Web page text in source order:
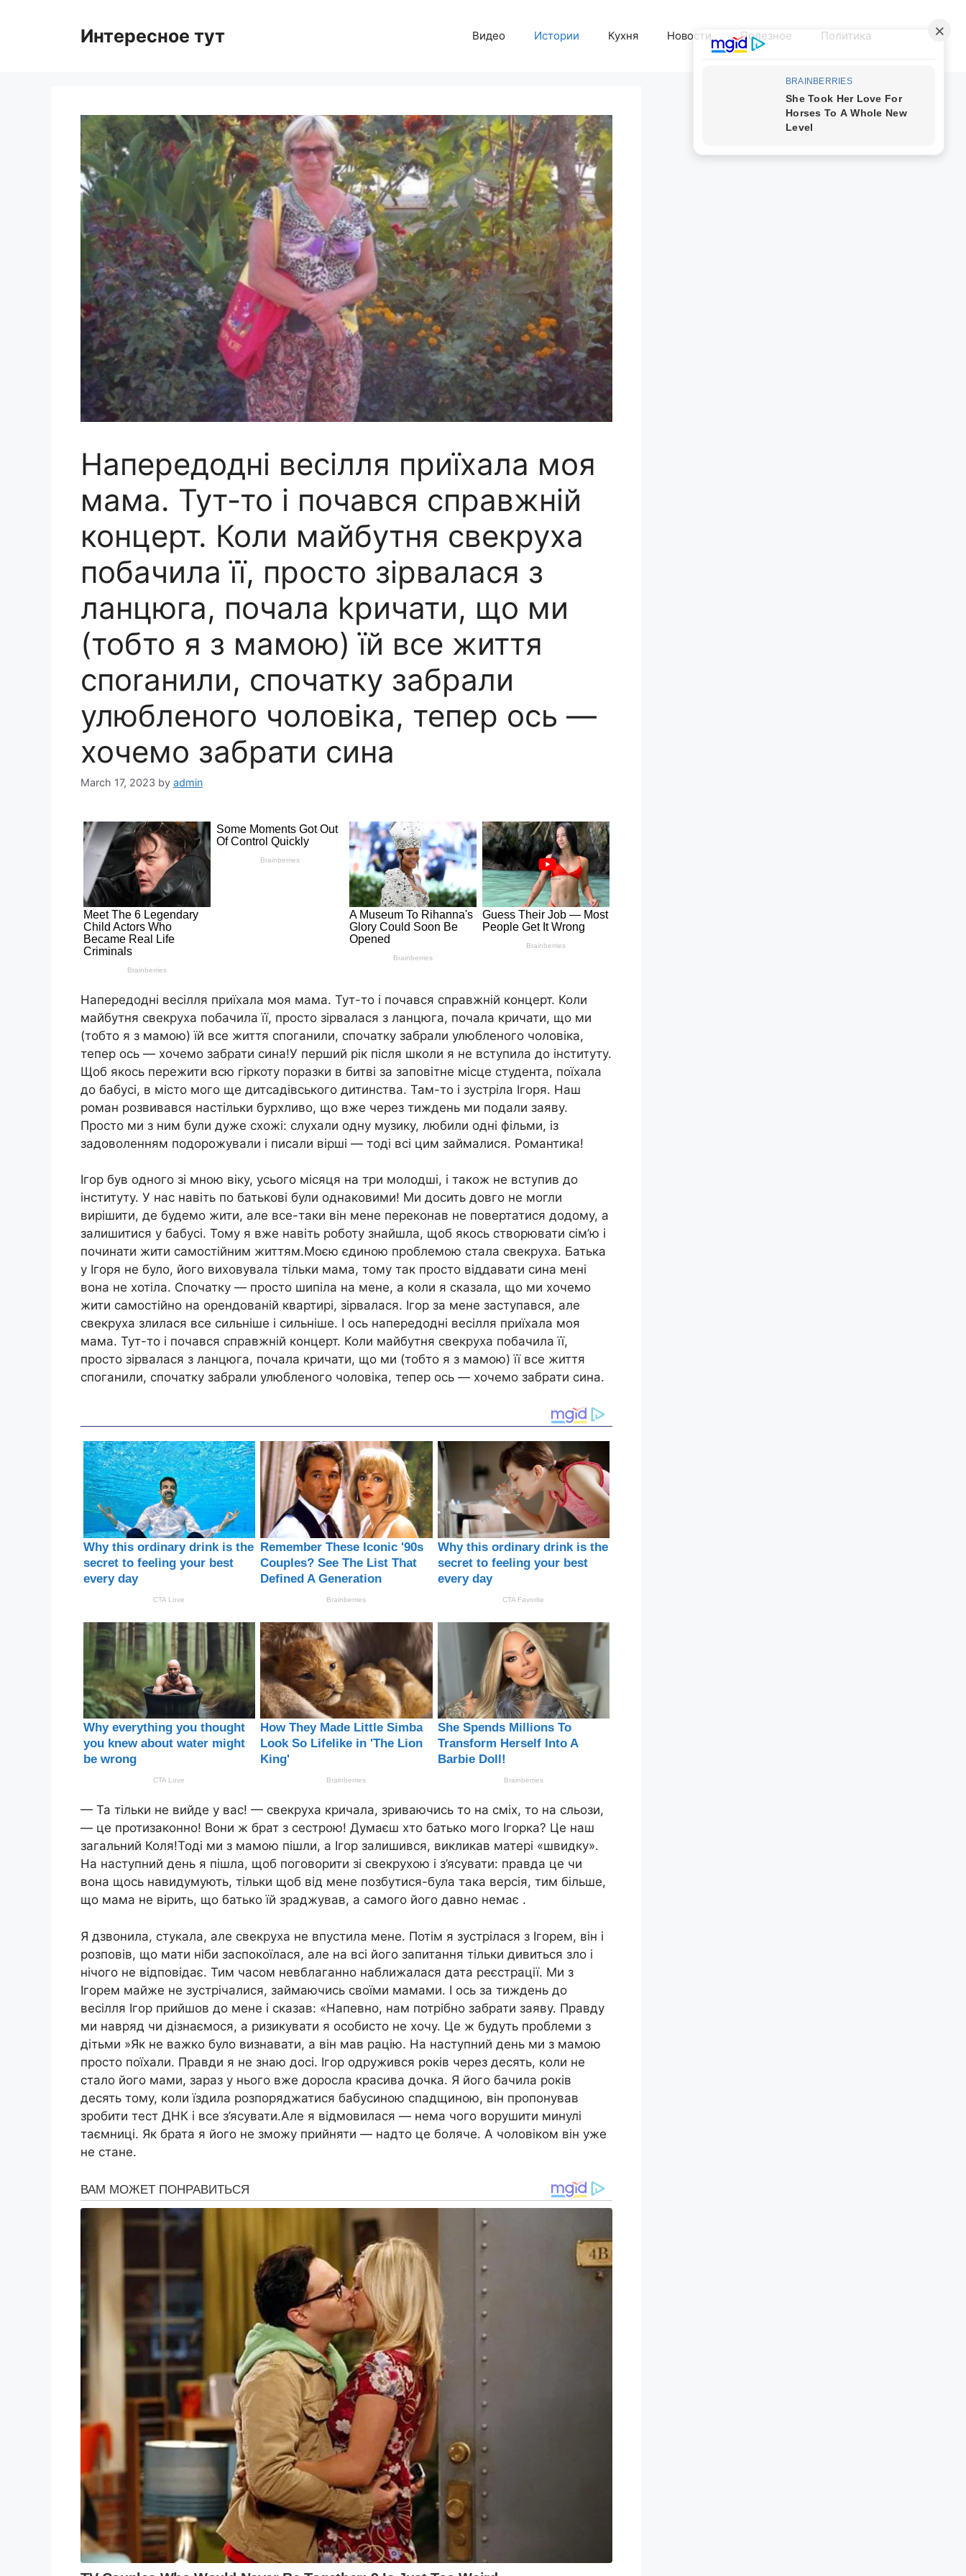
Интересное тут Видео Истории Кухня Новости Полезное Политика
Напередодні весілля приїхала моя
мама. Тут-то і почався справжній
концерт. Коли майбутня свекруха
побачила її, просто зірвалася з
ланцюга, почала kричати, що ми
(тобто я з мамою) їй все життя
споrанили, спочатку забрали
улюбленого чоловіка, тепер ось —
хочемо забрати сина
March 17, 2023 by admin
Напередодні весілля приїхала моя мама. Тут-то і почався справжній концерт. Коли
майбутня свекруха побачила її, просто зірвалася з ланцюга, почала кричати, що ми
(тобто я з мамою) їй все життя споганили, спочатку забрали улюбленого чоловіка,
тепер ось — хочемо забрати сина!У перший рік після школи я не вступила до інституту.
Щоб якось пережити всю гіркоту поразки в битві за заповітне місце студента, поїхала
до бабусі, в місто мого ще дитсадівського дитинства. Там-то і зустріла Ігоря. Наш
роман розвивався настільки бурхливо, що вже через тиждень ми подали заяву.
Просто ми з ним були дуже схожі: слухали одну музику, любили одні фільми, із
задоволенням подорожували і писали вірші — тоді всі цим займалися. Романтика!
Ігор був одного зі мною віку, усього місяця на три молодші, і також не вступив до
інституту. У нас навіть по батькові були однаковими! Ми досить довго не могли
вирішити, де будемо жити, але все-таки він мене переконав не повертатися додому, а
залишитися у бабусі. Тому я вже навіть роботу знайшла, щоб якось створювати сім’ю і
починати жити самостійним життям.Моєю єдиною проблемою стала свекруха. Батька
у Ігоря не було, його виховувала тільки мама, тому так просто віддавати сина мені
вона не хотіла. Спочатку — просто шипіла на мене, а коли я сказала, що ми хочемо
жити самостійно на орендованій квартирі, зірвалася. Ігор за мене заступався, але
свекруха злилася все сильніше і сильніше. І ось напередодні весілля приїхала моя
мама. Тут-то і почався справжній концерт. Коли майбутня свекруха побачила її,
просто зірвалася з ланцюга, почала кричати, що ми (тобто я з мамою) її все життя
споганили, спочатку забрали улюбленого чоловіка, тепер ось — хочемо забрати сина.
— Та тільки не вийде у вас! — свекруха кричала, зриваючись то на сміх, то на сльози,
— це протизаконно! Вони ж брат з сестрою! Думаєш хто батько мого Ігорка? Це наш
загальний Коля!Тоді ми з мамою пішли, а Ігор залишився, викликав матері «швидку».
На наступний день я пішла, щоб поговорити зі свекрухою і з’ясувати: правда це чи
вона щось навидумують, тільки щоб від мене позбутися-була така версія, тим більше,
що мама не вірить, що батько їй зраджував, а самого його давно немає .
Я дзвонила, стукала, але свекруха не впустила мене. Потім я зустрілася з Ігорем, він і
розповів, що мати ніби заспокоїлася, але на всі його запитання тільки дивиться зло і
нічого не відповідає. Тим часом невблаганно наближалася дата реєстрації. Ми з
Ігорем майже не зустрічалися, займаючись своїми мамами. І ось за тиждень до
весілля Ігор прийшов до мене і сказав: «Напевно, нам потрібно забрати заяву. Правду
ми навряд чи дізнаємося, а ризикувати я особисто не хочу. Це ж будуть проблеми з
дітьми »Як не важко було визнавати, а він мав рацію. На наступний день ми з мамою
просто поїхали. Правди я не знаю досі. Ігор одружився років через десять, коли не
стало його мами, зараз у нього вже доросла красива дочка. Я його бачила років
десять тому, коли їздила розпоряджатися бабусиною спадщиною, він пропонував
зробити тест ДНК і все з’ясувати.Але я відмовилася — нема чого ворушити минулі
таємниці. Як брата я його не зможу прийняти — надто це боляче. А чоловіком він уже
не стане.